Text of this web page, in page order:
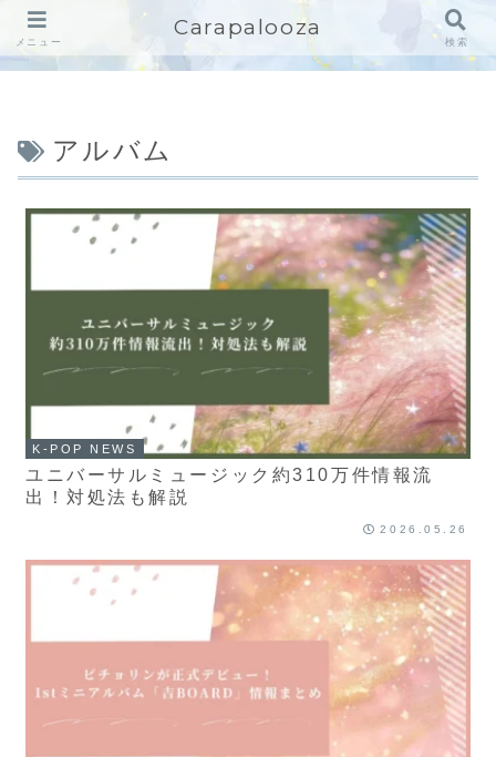
アルバム
K-POP NEWS
ユニバーサルミュージック約310万件情報流
出！対処法も解説
2026.05.26
メニュー
Carapalooza
検索